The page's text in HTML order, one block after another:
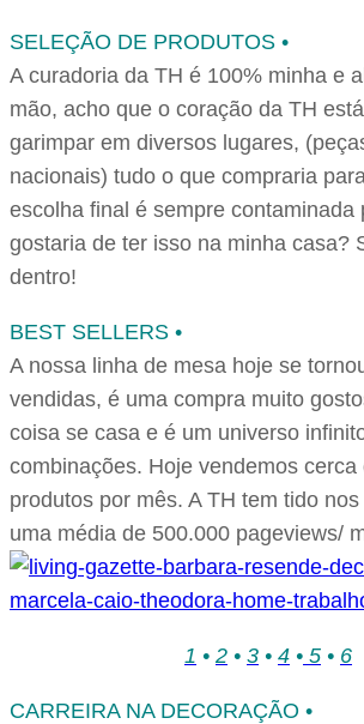
SELEÇÃO DE PRODUTOS •
A curadoria da TH é 100% minha e
mão, acho que o coração da TH
garimpar em diversos lugares,
nacionais) tudo o que compraria
escolha final é sempre contaminada
gostaria de ter isso na minha casa?
dentro!
BEST SELLERS •
A nossa linha de mesa hoje se
vendidas, é uma compra muito
coisa se casa e é um universo
combinações. Hoje vendemos cerca
produtos por mês. A TH tem tido
uma média de 500.000 pageviews/
1 • 2 • 3 • 4 • 5 • 6
CARREIRA NA DECORAÇÃO •